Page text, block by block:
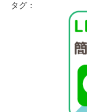
タグ：